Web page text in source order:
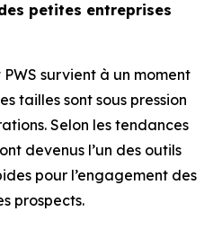
petites entreprises
survient à un moment
tailles sont sous pression
Selon les tendances
devenus l’un des outils
pour l’engagement des
prospects.